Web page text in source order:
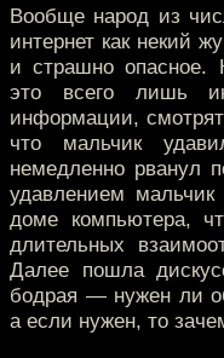
Вообще народ из
интернет как некий
и страшно опасное.
это всего лишь
информации,
что мальчик
немедленно рванул
удавлением
доме компьютера,
длительных
Далее пошла
бодрая — нужен ли
а если нужен, то